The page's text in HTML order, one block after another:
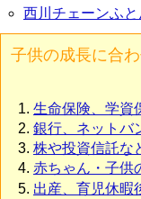
西川チェーンふ
子供の成長に合
生命保険、学資
銀行、ネットバ
株や投資信託な
赤ちゃん・子供
出産、育児休暇